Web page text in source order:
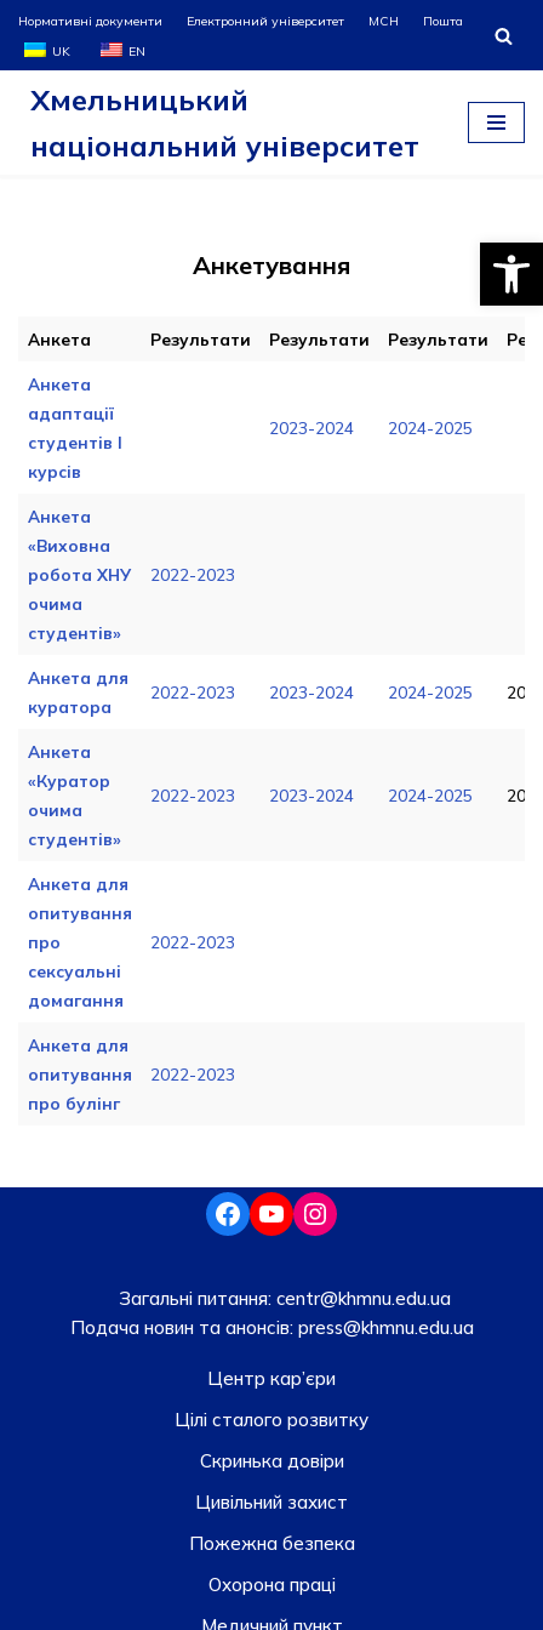
Перейти
до
Нормативні документи Електронний університет МСН
Пошта
UK
EN
Хмельницький
національний університет
Анкетування
Анкета Результати Результати Результати
Анкета
адаптації
студентів І
курсів
2023-2024 2024-2025
Анкета
«Виховна
робота ХНУ
очима
студентів»
2022-2023
Анкета для
куратора
2022-2023 2023-2024 2024-2025
Анкета
«Куратор
очима
студентів»
2022-2023 2023-2024 2024-2025
Анкета для
опитування
про
сексуальні
домагання
2022-2023
Анкета для
опитування
про булінг
2022-2023
Загальні питання: centr@khmnu.edu.ua
Подача новин та анонсів:press@khmnu.edu.ua
Центр кар’єри
Цілі сталого розвитку
Скринька довiри
Цивільний захист
Пожежна безпека
Охорона праці